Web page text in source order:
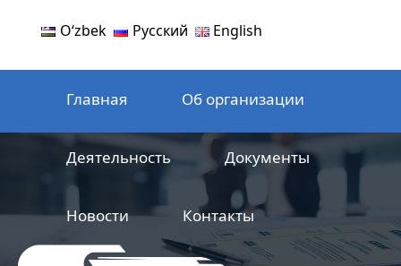
Oʻzbek Русский English
Главная Об организации
Деятельность Документы
Новости Контакты